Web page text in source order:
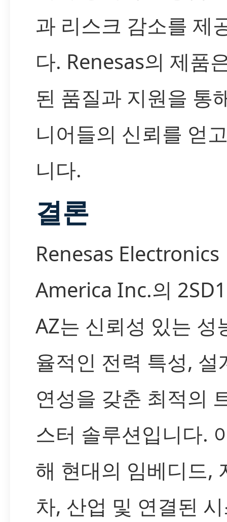
과 리스크 감소를 제
다. Renesas의 제품
된 품질과 지원을 통
니어들의 신뢰를 얻
니다.
결론
Renesas Electronics
America Inc.의
AZ는 신뢰성 있는 성
율적인 전력 특성, 설
연성을 갖춘 최적의
스터 솔루션입니다.
해 현대의 임베디드,
차, 산업 및 연결된